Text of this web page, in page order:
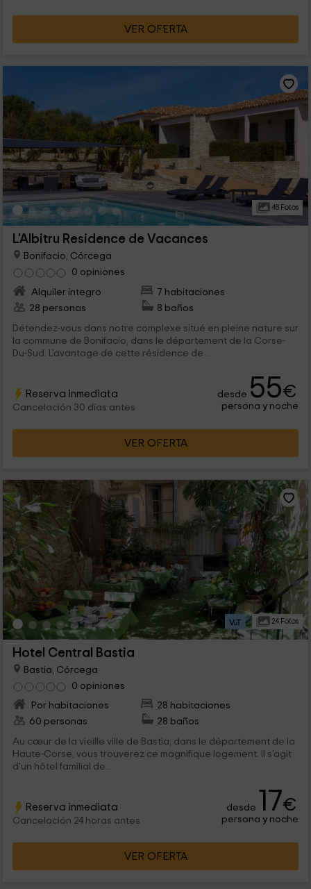
VER OFERTA
48 Fotos
L'Albitru Residence de Vacances
Bonifacio, Córcega
0 opiniones
Alquiler íntegro
7 habitaciones
28 personas
8 baños
Détendez-vous dans notre complexe situé en pleine nature sur
la commune de Bonifacio, dans le département de la Corse-
Du-Sud. L'avantage de cette résidence de...
Reserva inmediata
Cancelación 30 días antes
desde 55€
persona y noche
VER OFERTA
24 Fotos
Hotel Central Bastia
Bastia, Córcega
0 opiniones
Por habitaciones
28 habitaciones
60 personas
28 baños
Au cœur de la vieille ville de Bastia, dans le département de la
Haute-Corse, vous trouverez ce magnifique logement. Il s'agit
d'un hôtel familial de...
Reserva inmediata
Cancelación 24 horas antes
desde 17€
persona y noche
VER OFERTA